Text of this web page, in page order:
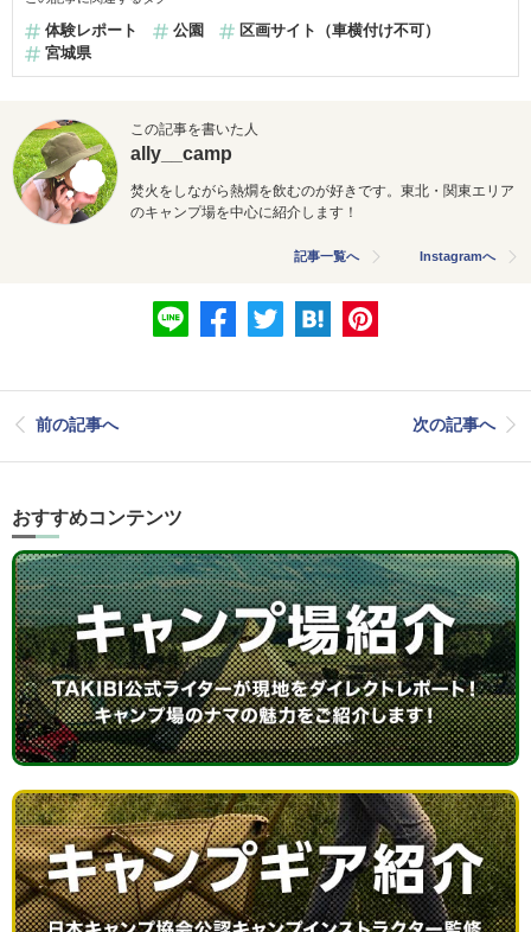
体験レポート 公園
区画サイト（車横付け不可）
宮城県
この記事を書いた人
ally__camp
焚火をしながら熱燗を飲むのが好きです。東北・ 関東エリア
のキャンプ場を中心に紹介します！
記事一覧へ Instagramへ
前の記事へ 次の記事へ
おすすめコンテンツ